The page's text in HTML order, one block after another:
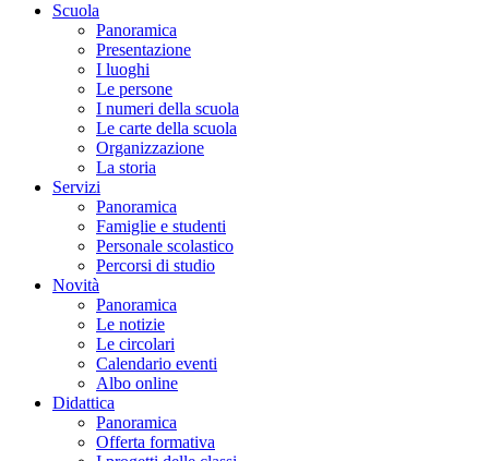
Scuola
Panoramica
Presentazione
I luoghi
Le persone
I numeri della scuola
Le carte della scuola
Organizzazione
La storia
Servizi
Panoramica
Famiglie e studenti
Personale scolastico
Percorsi di studio
Novità
Panoramica
Le notizie
Le circolari
Calendario eventi
Albo online
Didattica
Panoramica
Offerta formativa